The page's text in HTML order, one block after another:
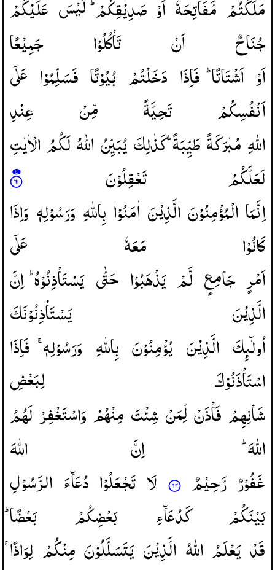
مَلَكْتُمْ مَّفَاتِحَهٗۤ اَوْ صَدِیْقِكُمْ ؕ لَیْسَ عَلَیْكُمْ
جُنَاحٌ
اَنْ تَاْكُلُوْا
جَمِیْعًا
اَوْ اَشْتَاتًا ؕ فَاِذَا دَخَلْتُمْ بُیُوْتًا فَسَلِّمُوْا عَلٰۤی
اَنْفُسِكُمْ
تَحِیَّةً مِّنْ
عِنْدِ
اللّٰهِمُبٰرَكَةًطَیِّبَةً ؕكَذٰلِكَیُبَیِّنُاللّٰهُلَكُمُالْاٰیٰتِ
لَعَلَّكُمْ
تَعْقِلُوْنَ
اِنَّمَا الْمُؤْمِنُوْنَ الَّذِیْنَ اٰمَنُوْا بِاللّٰهِ وَرَسُوْلِهٖ وَاِذَا
كَانُوْا
مَعَهٗ
عَلٰۤی
اَمْرٍ جَامِعٍ لَّمْ یَذْهَبُوْا حَتّٰی یَسْتَاْذِنُوْهُ ؕ اِنَّ
الَّذِیْنَ
یَسْتَاْذِنُوْنَكَ
اُولٰٓىِٕكَ الَّذِیْنَ یُؤْمِنُوْنَ بِاللّٰهِ وَرَسُوْلِهٖ ۚ فَاِذَا
اسْتَاْذَنُوْكَ
لِبَعْضِ
شَاْنِهِمْفَاْذَنْلِّمَنْشِئْتَ مِنْهُمْوَاسْتَغْفِرْلَهُمُ
اللّٰهَ ؕ
اِنَّ
اللّٰهَ
غَفُوْرٌ رَّحِیْمٌ لَا تَجْعَلُوْا دُعَآءَ الرَّسُوْلِ
بَیْنَكُمْ
كَدُعَآءِ بَعْضِكُمْ
بَعْضًا ؕ
قَدْ یَعْلَمُ اللّٰهُ الَّذِیْنَ یَتَسَلَّلُوْنَ مِنْكُمْ لِوَاذًا ۚ